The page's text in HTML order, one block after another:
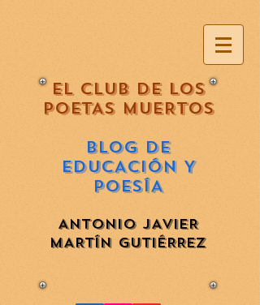
EL CLUB DE LOS
POETAS MUERTOS
BLOG DE
EDUCACIÓN Y
POESÍA
ANTONIO JAVIER
MARTÍN GUTIÉRREZ